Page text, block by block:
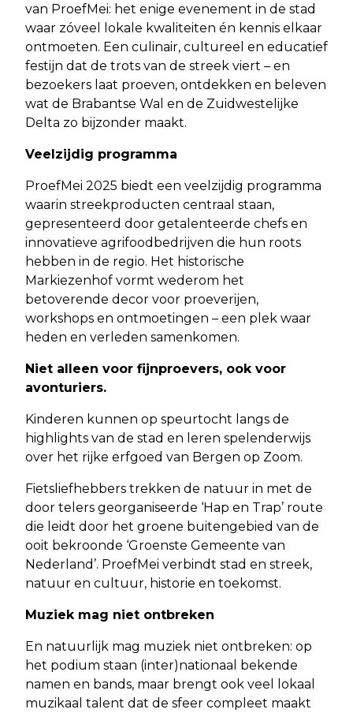
van ProefMei: het enige evenement in de stad
waar zóveel lokale kwaliteiten én kennis elkaar
ontmoeten. Een culinair, cultureel en educatief
festijn dat de trots van de streek viert – en
bezoekers laat proeven, ontdekken en beleven
wat de Brabantse Wal en de Zuidwestelijke
Delta zo bijzonder maakt.
Veelzijdig programma
ProefMei 2025 biedt een veelzijdig programma
waarin streekproducten centraal staan,
gepresenteerd door getalenteerde chefs en
innovatieve agrifoodbedrijven die hun roots
hebben in de regio. Het historische
Markiezenhof vormt wederom het
betoverende decor voor proeverijen,
workshops en ontmoetingen – een plek waar
heden en verleden samenkomen.
Niet alleen voor fijnproevers, ook voor
avonturiers.
Kinderen kunnen op speurtocht langs de
highlights van de stad en leren spelenderwijs
over het rijke erfgoed van Bergen op Zoom.
Fietsliefhebbers trekken de natuur in met de
door telers georganiseerde ‘Hap en Trap’ route
die leidt door het groene buitengebied van de
ooit bekroonde ‘Groenste Gemeente van
Nederland’. ProefMei verbindt stad en streek,
natuur en cultuur, historie en toekomst.
Muziek mag niet ontbreken
En natuurlijk mag muziek niet ontbreken: op
het podium staan (inter)nationaal bekende
namen en bands, maar brengt ook veel lokaal
muzikaal talent dat de sfeer compleet maakt